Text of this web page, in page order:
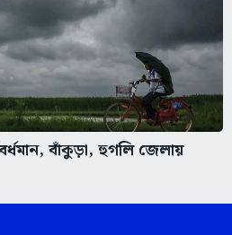
বাঁকুড়া, হুগলি জেলায়